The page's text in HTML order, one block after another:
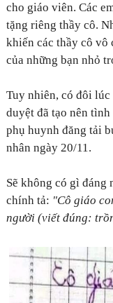
cho giáo viên. Các
tặng riêng thầy cô.
khiến các thầy cô vô
của những bạn nhỏ
Tuy nhiên, có đôi
duyệt đã tạo nên
phụ huynh đăng tải
nhân ngày 20/11.
Sẽ không có gì
chính tả: "Cô giáo
người (viết đúng: